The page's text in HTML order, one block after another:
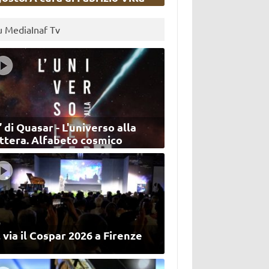
MediaInaf Tv
di Quasar - L'universo alla
Alfabeto cosmico
il Cospar 2026 a Firenze